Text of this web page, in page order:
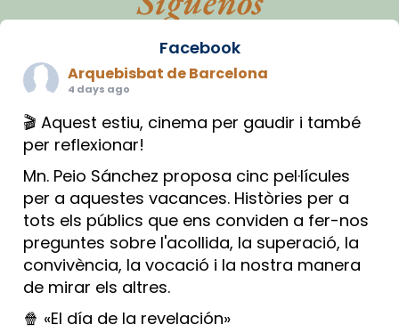
Facebook
Arquebisbat de Barcelona
4 days ago
🎬 Aquest estiu, cinema per gaudir i també
per reflexionar!
Mn. Peio Sánchez proposa cinc pel·lícules
per a aquestes vacances. Històries per a
tots els públics que ens conviden a fer-nos
preguntes sobre l'acollida, la superació, la
convivència, la vocació i la nostra manera
de mirar els altres.
🍿 «El día de la revelación»